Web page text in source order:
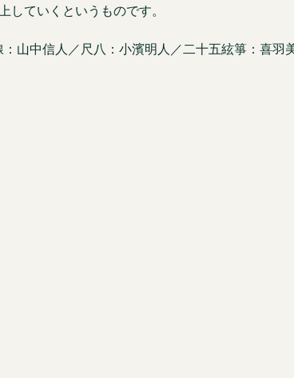
ていくというものです。
山中信人／尺八：小濱明人／二十五絃箏：喜羽